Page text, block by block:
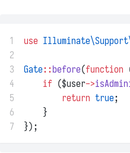
1 use
2
3
Gate::before(function
4
if ($user->
5
return true;
6
    }
7
});